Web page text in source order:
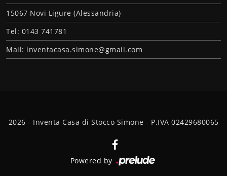
15067 Novi Ligure (Alessandria)
Tel: 0143 741781
Mail: inventacasa.simone@gmail.com
2026 - Inventa Casa di Stocco Simone - P.IVA 02429680065
Powered by